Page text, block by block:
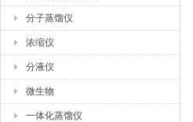
分子蒸馏仪
浓缩仪
分液仪
微生物
一体化蒸馏仪